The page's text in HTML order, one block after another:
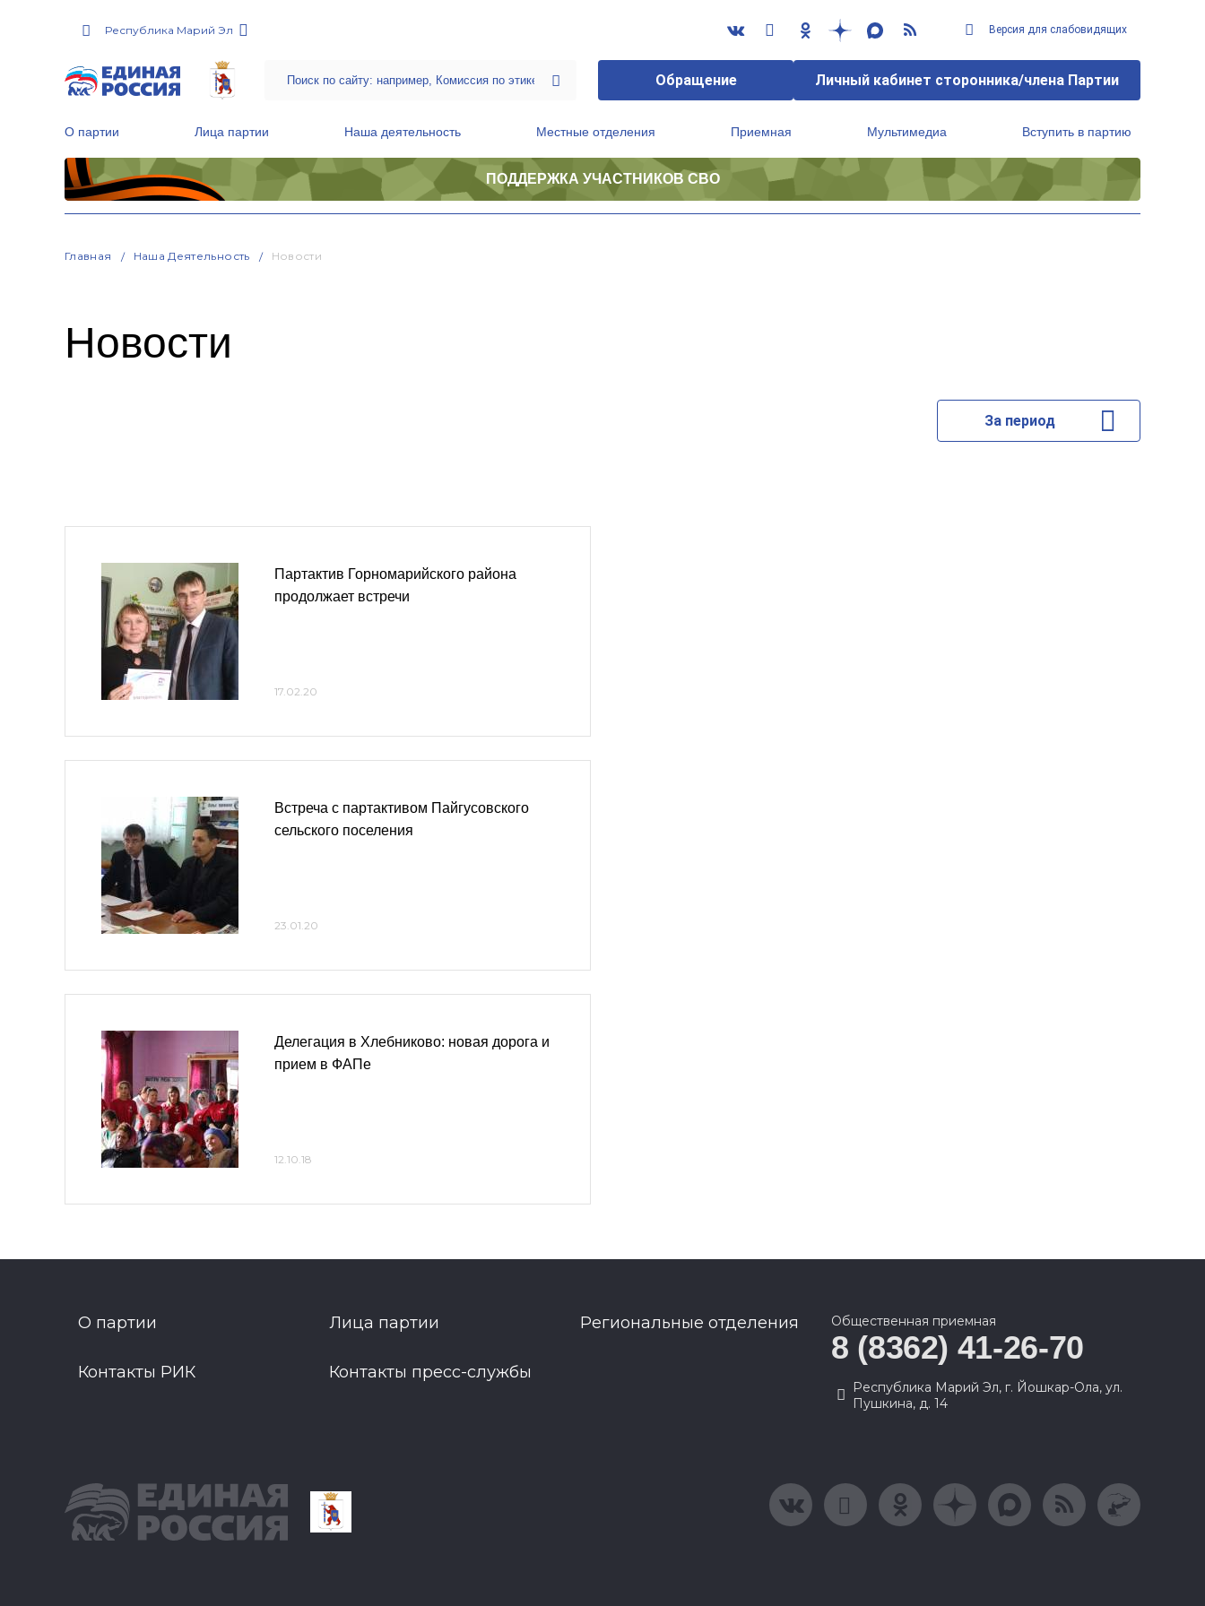
Республика Марий Эл Версия для слабовидящих
Обращение Личный кабинет сторонника/члена Партии
О партии Лица партии Наша деятельность Местные отделения Приемная Мультимедиа Вступить в партию
ПОДДЕРЖКА УЧАСТНИКОВ СВО
Главная Наша Деятельность Новости
Новости
За период
Партактив Горномарийского района
продолжает встречи
17.02.20
Встреча с партактивом Пайгусовского
сельского поселения
23.01.20
Делегация в Хлебниково: новая дорога и
прием в ФАПе
12.10.18
О партии Лица партии Региональные отделения
Контакты РИК Контакты пресс-службы
Общественная приемная
8 (8362) 41-26-70
Республика Марий Эл, г. Йошкар-Ола, ул.
Пушкина, д. 14